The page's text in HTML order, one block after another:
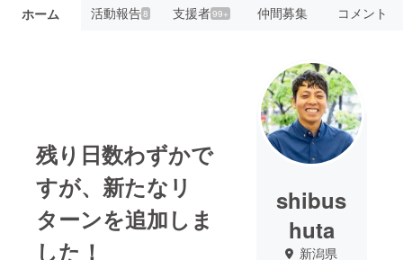
ホーム 活動報告8 支援者99+ 仲間募集 コメント
残り日数わずかで
すが、新たなリ
ターンを追加しま
した！
shibus
huta
新潟県